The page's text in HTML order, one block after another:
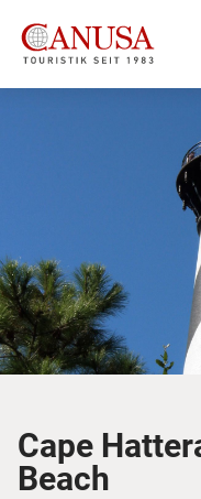
Service
Cape
Beach